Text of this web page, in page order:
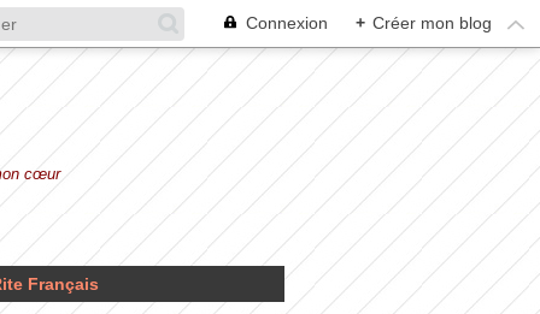
Connexion + Créer mon blog
cœur
Français